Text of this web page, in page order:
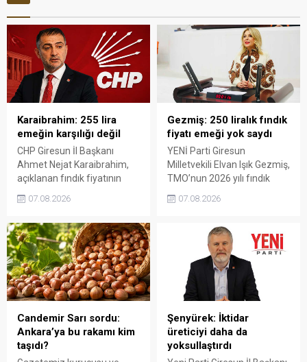
Karaibrahim: 255 lira
emeğin karşılığı değil
CHP Giresun İl Başkanı
Ahmet Nejat Karaibrahim,
açıklanan fındık fiyatının
artan üretim maliyetleri
karşısında yetersiz kaldığını
emeğinin korunmasını
istedi. Karaibrahim,
sürdürülebilir üretim için
fiyat politikasının yeniden
değerlendirilmesi gerektiğini
söyledi.
07.08.2026
Gezmiş: 250 liralık fındık
fiyatı emeği yok saydı
YENİ Parti Giresun
Milletvekili Elvan Işık Gezmiş,
TMO’nun 2026 yılı fındık
fiyatına sert tepki gösterdi.
Açıklanan rakamın üreticinin
karşılamadığını belirten
Gezmiş, “Üreticiyi yok
sayanı, günü geldiğinde
üretici de yok sayacaktır”
dedi.
07.08.2026
Candemir Sarı sordu:
Ankara’ya bu rakamı kim
taşıdı?
Şenyürek: İktidar
üreticiyi daha da
yoksullaştırdı